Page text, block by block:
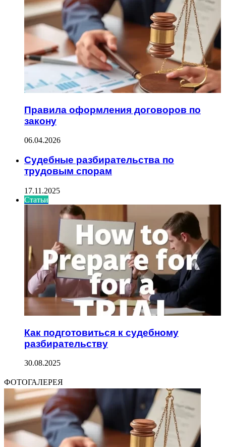
Правила оформления договоров по
закону
06.04.2026
Судебные разбирательства по
трудовым спорам
17.11.2025
Статьи
Как подготовиться к судебному
разбирательству
30.08.2025
ФОТОГАЛЕРЕЯ